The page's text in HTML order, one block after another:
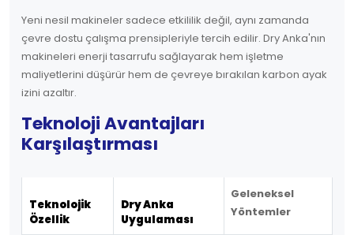
Yeni nesil makineler sadece etkililik değil, aynı zamanda
çevre dostu çalışma prensipleriyle tercih edilir. Dry Anka'nın
makineleri enerji tasarrufu sağlayarak hem işletme
maliyetlerini düşürür hem de çevreye bırakılan karbon ayak
izini azaltır.
Teknoloji Avantajları
Karşılaştırması
Teknolojik
Özellik
Dry Anka
Uygulaması
Geleneksel
Yöntemler